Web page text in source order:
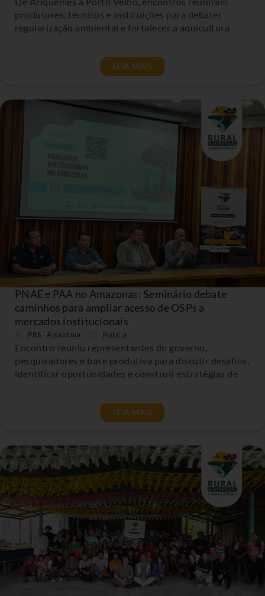
produtores, técnicos e instituições para debater
regularização ambiental e fortalecer a aquicultura
LEIA MAIS
PNAE e PAA no Amazonas: Seminário debate
caminhos para ampliar acesso de OSPs a
mercados institucionais
PRS - Amazônia Noticia
Encontro reuniu representantes do governo,
pesquisadores e base produtiva para discutir desafios,
identificar oportunidades e construir estratégias de
LEIA MAIS